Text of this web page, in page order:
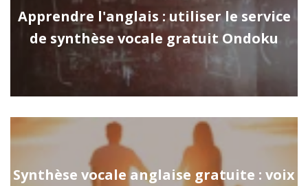
Apprendre l'anglais : utiliser le service
de synthèse vocale gratuit Ondoku
Synthèse vocale anglaise gratuite : voix